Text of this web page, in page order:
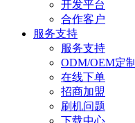
开发平台
合作客户
服务支持
服务支持
ODM/OEM定制
在线下单
招商加盟
刷机问题